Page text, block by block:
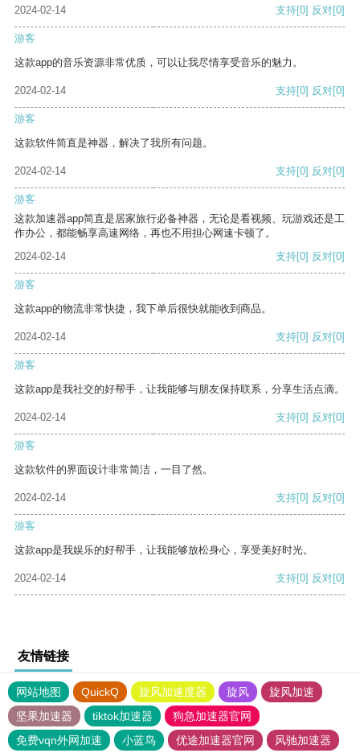
2024-02-14 支持[0] 反对[0]
游客
这款app的音乐资源非常优质，可以让我尽情享受音乐的魅力。
2024-02-14 支持[0] 反对[0]
游客
这款软件简直是神器，解决了我所有问题。
2024-02-14 支持[0] 反对[0]
游客
这款加速器app简直是居家旅行必备神器，无论是看视频、玩游戏还是工
作办公，都能畅享高速网络，再也不用担心网速卡顿了。
2024-02-14
支持[0] 反对[0]
游客
这款app的物流非常快捷，我下单后很快就能收到商品。
2024-02-14 支持[0] 反对[0]
游客
这款app是我社交的好帮手，让我能够与朋友保持联系，分享生活点滴。
2024-02-14 支持[0] 反对[0]
游客
这款软件的界面设计非常简洁，一目了然。
2024-02-14 支持[0] 反对[0]
游客
这款app是我娱乐的好帮手，让我能够放松身心，享受美好时光。
2024-02-14 支持[0] 反对[0]
友情链接
网站地图 QuickQ 旋风加速度器 旋风
旋风加速
坚果加速器
tiktok加速器
狗急加速器官网
免费vqn外网加速
小蓝鸟 优途加速器官网 风驰加速器